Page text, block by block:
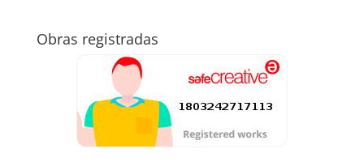
Obras registradas